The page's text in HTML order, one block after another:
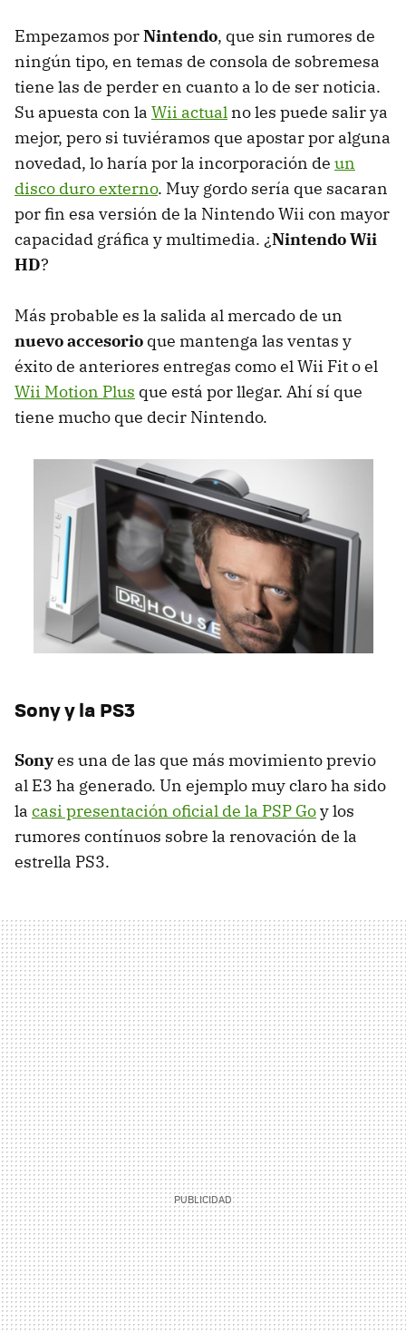
Empezamos porNintendo, que sin rumores de
ningún tipo, en temas de consola de sobremesa
tiene las de perder en cuanto a lo de ser noticia.
Su apuesta con la Wii actual no les puede salir ya
mejor, pero si tuviéramos que apostar por alguna
novedad, lo haría por la incorporación de un
disco duro externo. Muy gordo sería que sacaran
por fin esa versión de la Nintendo Wii con mayor
capacidad gráfica y multimedia. ¿Nintendo Wii
HD?
Más probable es la salida al mercado de un
nuevo accesorio que mantenga las ventas y
éxito de anteriores entregas como el Wii Fit o el
Wii Motion Plus que está por llegar. Ahí sí que
tiene mucho que decir Nintendo.
Sony y la PS3
Sonyes una de las que más movimiento previo
al E3 ha generado. Un ejemplo muy claro ha sido
la casi presentación oficial de la PSP Goy los
rumores contínuos sobre la renovación de la
estrella PS3.